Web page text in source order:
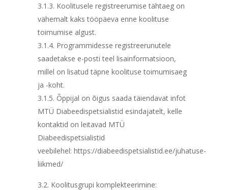
3.1.3. Koolitusele registreerumise tähtaeg on
vähemalt kaks tööpäeva enne koolituse
toimumise algust.
3.1.4. Programmidesse registreerunutele
saadetakse e-posti teel lisainformatsioon,
millel on lisatud täpne koolituse toimumisaeg
ja -koht.
3.1.5. Õppijal on õigus saada täiendavat infot
MTÜ Diabeedispetsialistid esindajatelt, kelle
kontaktid on leitavad MTÜ
Diabeedispetsialistid
veebilehel: https://diabeedispetsialistid.ee/juhatuse-
liikmed/
3.2. Koolitusgrupi komplekteerimine: